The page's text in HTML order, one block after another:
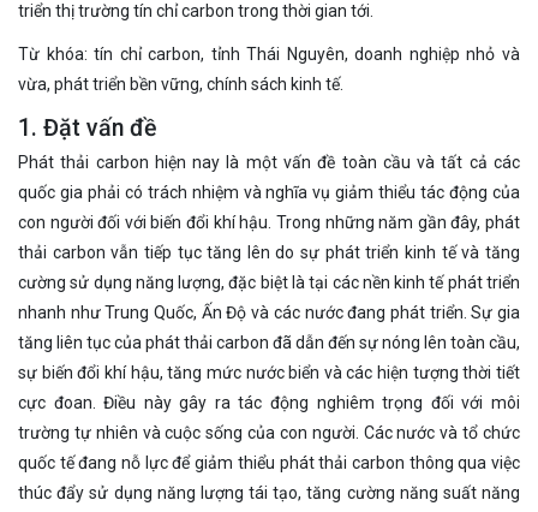
triển thị trường tín chỉ carbon trong thời gian tới.
Từ khóa: tín chỉ carbon, tỉnh Thái Nguyên, doanh nghiệp nhỏ và
vừa, phát triển bền vững, chính sách kinh tế.
1. Đặt vấn đề
Phát thải carbon hiện nay là một vấn đề toàn cầu và tất cả các
quốc gia phải có trách nhiệm và nghĩa vụ giảm thiểu tác động của
con người đối với biến đổi khí hậu. Trong những năm gần đây, phát
thải carbon vẫn tiếp tục tăng lên do sự phát triển kinh tế và tăng
cường sử dụng năng lượng, đặc biệt là tại các nền kinh tế phát triển
nhanh như Trung Quốc, Ấn Độ và các nước đang phát triển. Sự gia
tăng liên tục của phát thải carbon đã dẫn đến sự nóng lên toàn cầu,
sự biến đổi khí hậu, tăng mức nước biển và các hiện tượng thời tiết
cực đoan. Điều này gây ra tác động nghiêm trọng đối với môi
trường tự nhiên và cuộc sống của con người. Các nước và tổ chức
quốc tế đang nỗ lực để giảm thiểu phát thải carbon thông qua việc
thúc đẩy sử dụng năng lượng tái tạo, tăng cường năng suất năng